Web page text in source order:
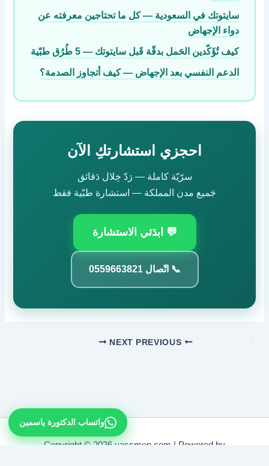
سايتوتك في السعودية — كل ما تحتاجين معرفته عن
دواء الإجهاض
كيف تُؤَكّدين الحَمل بدقّة قَبل سايتوتك — 5 طُرُق طبّية
الدعم النفسي بعد الإجهاض — كيف أتجاوز الصدمة؟
احجزي استشارتكِ الآن
سرّيّة كاملة — رَدّ خِلال دَقائق
جَميع مدن المملكة — استشارة طبّية فقط
💬 ابدَئي الاستشارة
📞 اتّصال 0559663821
NEXT
Copyright © 2026 yassmen.com | Powered by
واتساب الدكتورة ياسمين